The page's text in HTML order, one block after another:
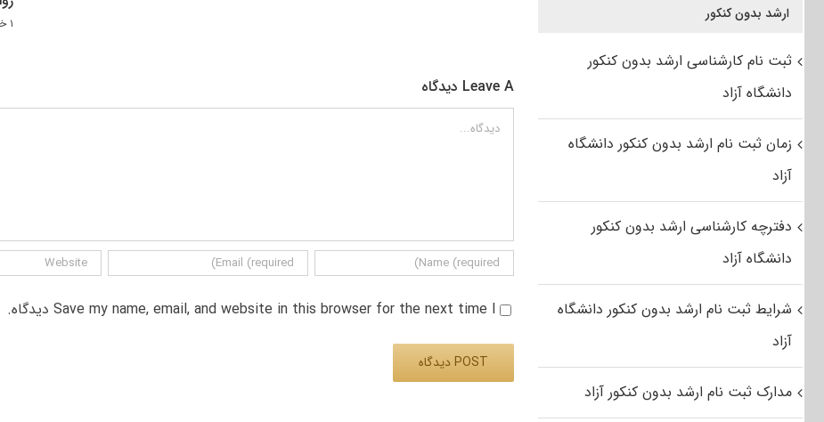
۱ خرداد, ۱۴۰۲
Leave A دیدگاه
دیدگاه
Save my name, email, and website in this browser for the next time I دیدگاه.
ارشد بدون کنکور
ثبت نام کارشناسی ارشد بدون کنکور
دانشگاه آزاد
زمان ثبت نام ارشد بدون کنکور دانشگاه
آزاد
دفترچه کارشناسی ارشد بدون کنکور
دانشگاه آزاد
شرایط ثبت نام ارشد بدون کنکور دانشگاه
آزاد
مدارک ثبت نام ارشد بدون کنکور آزاد